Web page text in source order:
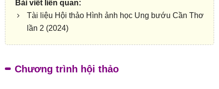
Tài liệu Hội thảo Hình ảnh học Ung bướu Cần Thơ
lần 2 (2024)
Chương trình hội thảo